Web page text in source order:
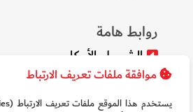
موافقة ملفات تعريف الارتباط
روابط هامة
الشروط والأحكام
سياسة الخصوصية
من نحن